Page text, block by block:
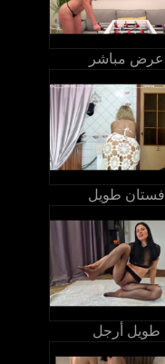
عرض مباشر
فستان طويل
طويل أرجل